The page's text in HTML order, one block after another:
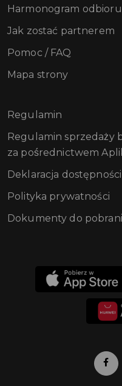
Harmonogram
Jak zostać partnerem
Pomoc / FAQ
Mapa strony
Regulamin
Regulamin sprzedaży
za pośrednictwem
Deklaracja dostępności
Polityka prywatności
Dokumenty do